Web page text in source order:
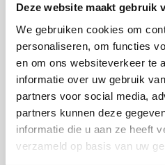
Deze website maakt gebruik
We gebruiken cookies om
personaliseren, om functies
en om ons websiteverkeer te
informatie over uw gebruik
partners voor social media,
partners kunnen deze
informatie die u aan ze heeft
verzameld op basis van uw
vergeleken:
bij jou?
Welk scootermerk past bij
Yadea: we zetten de
verkopen op een rij,
wordt.
Lees meer